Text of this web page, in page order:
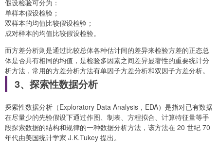
假设检验可分为：
单样本假设检验；
双样本的均值比较假设检验；
成对样本的均值比较假设检验。
而方差分析则是通过比较总体各种估计间的差异来检验方差的正态总
体是否具有相同的均值，是检验多因素之间差异显著性的重要统计分
析方法，常用的方差分析方法有单因子方差分析和双因子方差分析。
3、探索性数据分析
探索性数据分析（Exploratory Data Analysis，EDA）是指对已有数据
在尽量少的先验假设下通过作图、制表、方程拟合、计算特征量等手
段探索数据的结构和规律的一种数据分析方法，该方法在 20 世纪 70
年代由美国统计学家 J.K.Tukey 提出。